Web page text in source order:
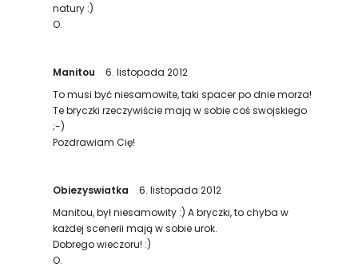
natury :)
O.
Manitou
6. listopada 2012
To musi być niesamowite, taki spacer po dnie morza!
Te bryczki rzeczywiście mają w sobie coś swojskiego
;-)
Pozdrawiam Cię!
Obiezyswiatka
6. listopada 2012
Manitou, był niesamowity :) A bryczki, to chyba w
każdej scenerii mają w sobie urok.
Dobrego wieczoru! :)
O.